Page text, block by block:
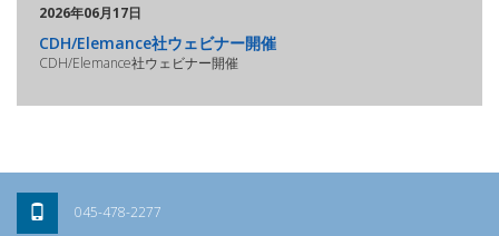
2026年06月17日
CDH/Elemance社ウェビナー開催
CDH/Elemance社ウェビナー開催
045-478-2277